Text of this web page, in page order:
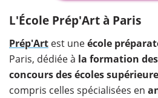
L'École Prép'Art à Paris
Prép'Art est uneécole
Paris, dédiée à la formation
concours des écoles
compris celles spécialisées en